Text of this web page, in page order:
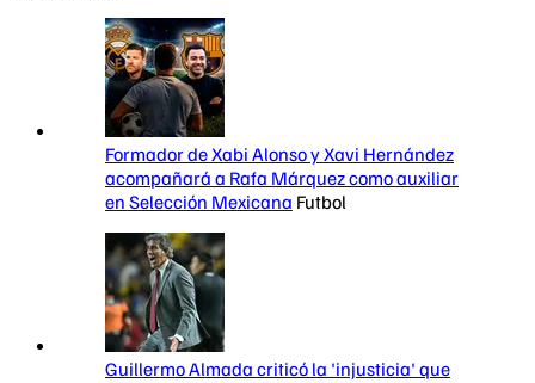
Formador de Xabi Alonso y Xavi Hernández
acompañará a Rafa Márquez como auxiliar
en Selección Mexicana Futbol
Guillermo Almada criticó la 'injusticia' que